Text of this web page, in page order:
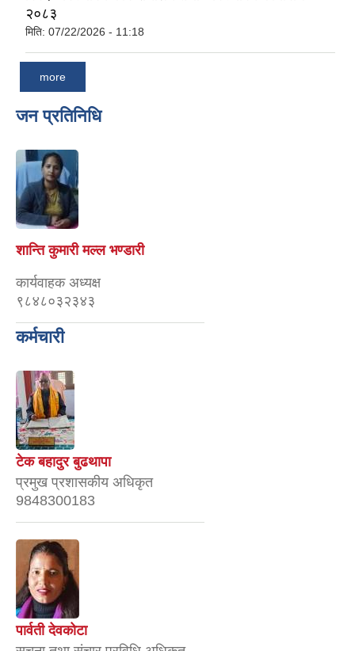
२०८३
मिति: 07/22/2026 - 11:18
more
जन प्रतिनिधि
शान्ति कुमारी मल्ल भण्डारी
कार्यवाहक अध्यक्ष
९८४८०३२३४३
कर्मचारी
टेक बहादुर बुढथापा
प्रमुख प्रशासकीय अधिकृत
9848300183
पार्वती देवकोटा